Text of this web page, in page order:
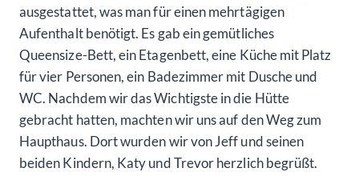
ausgestattet, was man für einen mehrtägigen
Aufenthalt benötigt. Es gab ein gemütliches
Queensize-Bett, ein Etagenbett, eine Küche mit Platz
für vier Personen, ein Badezimmer mit Dusche und
WC. Nachdem wir das Wichtigste in die Hütte
gebracht hatten, machten wir uns auf den Weg zum
Haupthaus. Dort wurden wir von Jeff und seinen
beiden Kindern, Katy und Trevor herzlich begrüßt.